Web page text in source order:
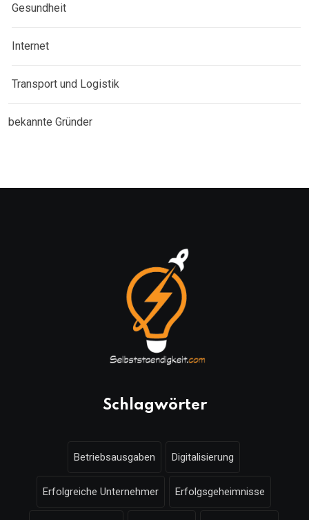
Gesundheit
Internet
Transport und Logistik
bekannte Gründer
Schlagwörter
Betriebsausgaben Digitalisierung
Erfolgreiche Unternehmer Erfolgsgeheimnisse